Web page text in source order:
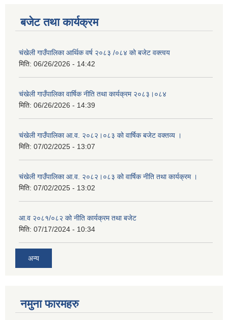
बजेट तथा कार्यक्रम
चंखेली गाउँपालिका आर्थिक वर्ष २०८३ /०८४ को बजेट वक्त्वय
मिति: 06/26/2026 - 14:42
चंखेली गाउँपालिका वार्षिक नीति तथा कार्यक्रम २०८३।०८४
मिति: 06/26/2026 - 14:39
चंखेली गाउँपालिका आ.व. २०८२।०८३ को वार्षिक बजेट वक्तव्य ।
मिति: 07/02/2025 - 13:07
चंखेली गाउँपालिका आ.व. २०८२।०८३ को वार्षिक नीति तथा कार्यक्रम ।
मिति: 07/02/2025 - 13:02
आ.व २०८१/०८२ को नीति कार्यक्रम तथा बजेट
मिति: 07/17/2024 - 10:34
अन्य
नमुना फारमहरु